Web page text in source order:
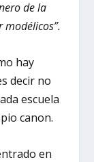
de la
hay
decir no
escuela
canon.
en